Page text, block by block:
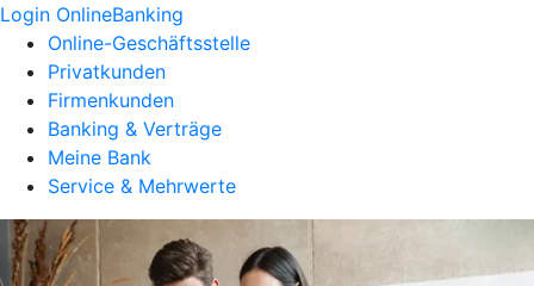
Login OnlineBanking
Online-Geschäftsstelle
Privatkunden
Firmenkunden
Banking & Verträge
Meine Bank
Service & Mehrwerte